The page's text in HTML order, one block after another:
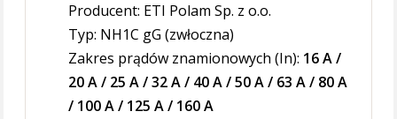
Producent: ETI Polam Sp. z o.o.
Typ: NH1C gG (zwłoczna)
Zakres prądów znamionowych (In): 16 A /
20 A / 25 A / 32 A / 40 A / 50 A / 63 A / 80 A
/ 100 A / 125 A / 160 A